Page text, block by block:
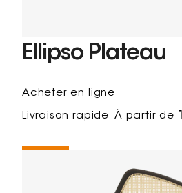
Ellipso Plateau
Acheter en ligne
Livraison rapide À partir de